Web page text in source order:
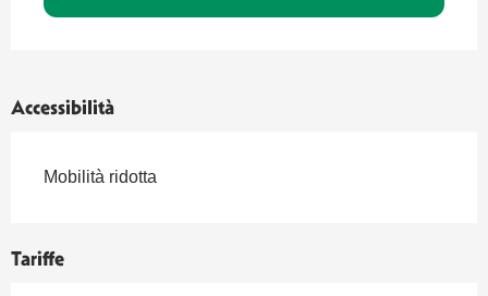
Accessibilità
Mobilità ridotta
Tariffe